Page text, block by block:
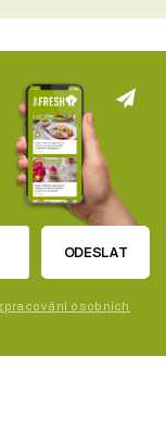
ODESLAT
osobních